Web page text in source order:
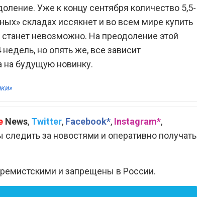
Уже к концу сентября количество 5,5-
складах иссякнет и во всем мире купить
невозможно. На преодоление этой
но опять же, все зависит
на будущую новинку.
News, Twitter, Facebook*, Instagram*,
следить за новостями и оперативно получать
и запрещены в России.